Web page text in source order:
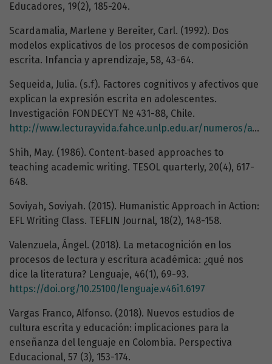
Educadores, 19(2), 185-204.
Scardamalia, Marlene y Bereiter, Carl. (1992). Dos
modelos explicativos de los procesos de composición
escrita. Infancia y aprendizaje, 58, 43-64.
Sequeida, Julia. (s.f). Factores cognitivos y afectivos que
explican la expresión escrita en adolescentes.
Investigación FONDECYT Nº 431-88, Chile.
http://www.lecturayvida.fahce.unlp.edu.ar/numeros/a13n3/13_03_Sequeida.pdf
Shih, May. (1986). Content‐based approaches to
teaching academic writing. TESOL quarterly, 20(4), 617-
648.
Soviyah, Soviyah. (2015). Humanistic Approach in Action:
EFL Writing Class. TEFLIN Journal, 18(2), 148-158.
Valenzuela, Ángel. (2018). La metacognición en los
procesos de lectura y escritura académica: ¿qué nos
dice la literatura? Lenguaje, 46(1), 69-93.
https://doi.org/10.25100/lenguaje.v46i1.6197
Vargas Franco, Alfonso. (2018). Nuevos estudios de
cultura escrita y educación: implicaciones para la
enseñanza del lenguaje en Colombia. Perspectiva
Educacional, 57 (3), 153-174.